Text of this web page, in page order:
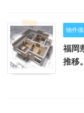
物件
福岡
推移